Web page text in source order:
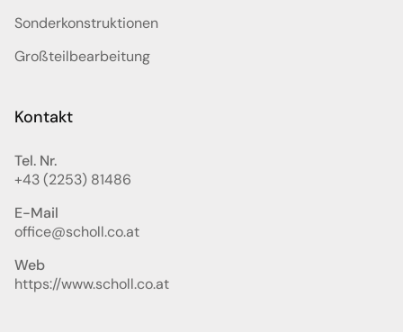
Sonderkonstruktionen
Großteilbearbeitung
Kontakt
Tel. Nr.
+43 (2253) 81486
E-Mail
office@scholl.co.at
Web
https://www.scholl.co.at